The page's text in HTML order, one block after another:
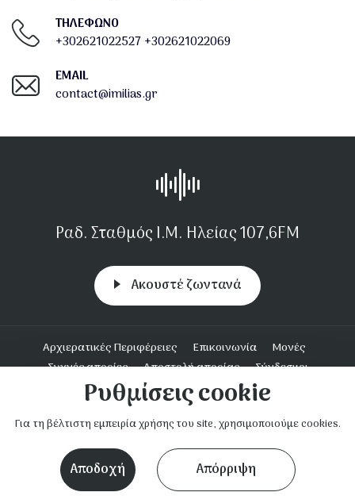
ΤΗΛΕΦΩΝΟ
+302621022527 +302621022069
EMAIL
contact@imilias.gr
Ραδ. Σταθμός Ι.Μ. Ηλείας 107,6FM
Aκουστέ ζωντανά
Υποσέλιδο
Αρχιερατικές Περιφέρειες Επικοινωνία
Μονές
Συχνές απορίες
Αποστολή απορίας
Σύνδεσμοι
Ενοριακή Δράση
Ι.Μ. Ηλείας © 2023. Με επιφύλαξη παντός νομίμου δικαιώματος.
Κατασκευή ιστοσελίδων
nextpointer.gr
Ρυθμίσεις cookie
Για τη βέλτιστη εμπειρία χρήσης του site, χρησιμοποιούμε cookies.
Αποδοχή Απόρριψη